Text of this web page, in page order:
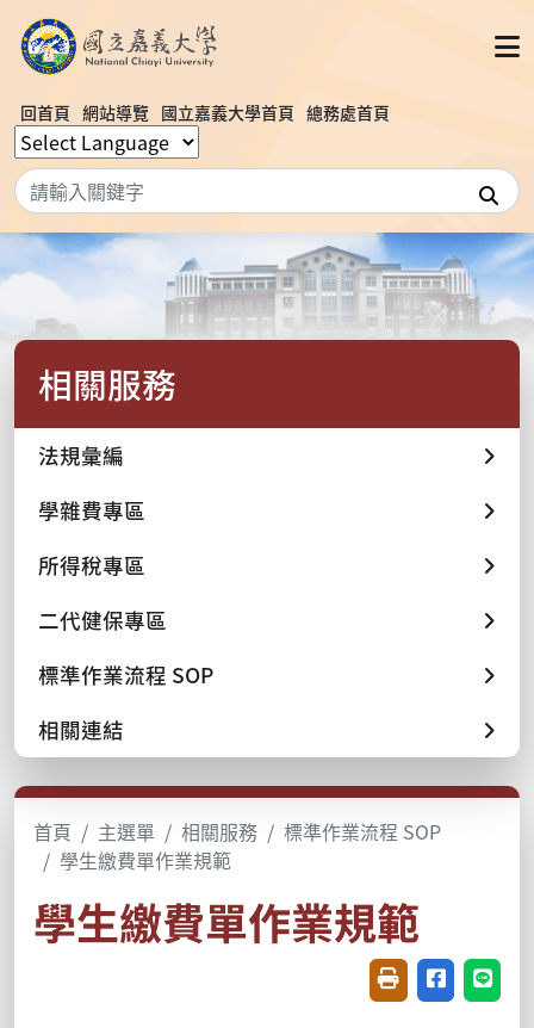
回首頁 網站導覽 國立嘉義大學首頁 總務處首頁
搜尋
相關服務
法規彙編
學雜費專區
所得稅專區
二代健保專區
標準作業流程 SOP
相關連結
首頁 主選單 相關服務
標準作業流程 SOP
學生繳費單作業規範
學生繳費單作業規範
友善列印(開新視
分享至臉書
分享